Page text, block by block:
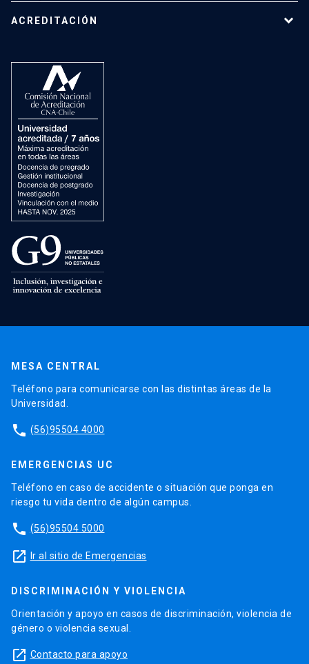
ACREDITACIÓN
MESA CENTRAL
Teléfono para comunicarse con las distintas áreas de la
Universidad.
phone (56)95504 4000
EMERGENCIAS UC
Teléfono en caso de accidente o situación que ponga en
riesgo tu vida dentro de algún campus.
phone (56)95504 5000
launch Ir al sitio de Emergencias
DISCRIMINACIÓN Y VIOLENCIA
Orientación y apoyo en casos de discriminación, violencia de
género o violencia sexual.
launch Contacto para apoyo